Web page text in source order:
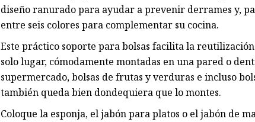
diseño ranurado para ayudar a prevenir derrames y,
entre seis colores para complementar su cocina.
Este práctico soporte para bolsas facilita la
solo lugar, cómodamente montadas en una pared o
supermercado, bolsas de frutas y verduras e incluso
también queda bien dondequiera que lo montes.
Coloque la esponja, el jabón para platos o el jabón de